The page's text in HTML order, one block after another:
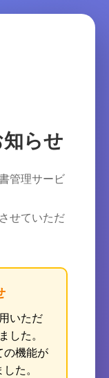
らせ
管理サービ
せていただ
いただ
した。
の機能が
た。